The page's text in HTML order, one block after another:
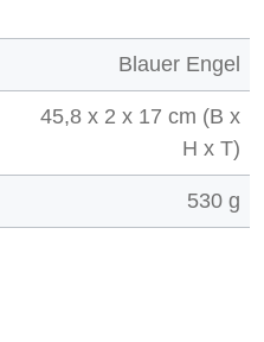
Blauer Engel
45,8 x 2 x 17 cm (B x
H x T)
530 g